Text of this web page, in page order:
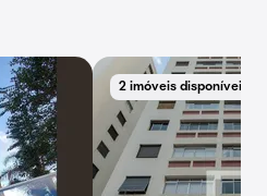
2 imóveis disponíveis